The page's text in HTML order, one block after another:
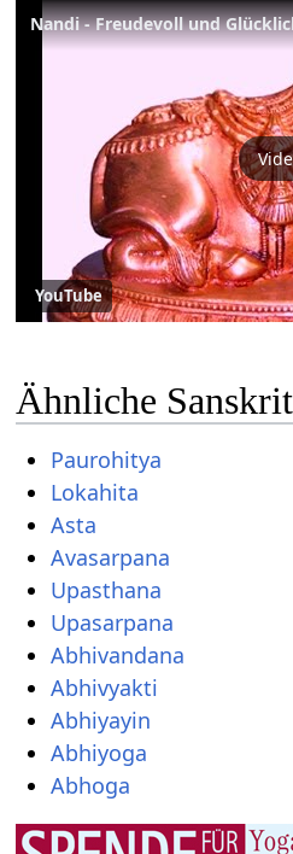
Nandi - Freudevoll und
YouTube
Ähnliche
Paurohitya
Lokahita
Asta
Avasarpana
Upasthana
Upasarpana
Abhivandana
Abhivyakti
Abhiyayin
Abhiyoga
Abhoga